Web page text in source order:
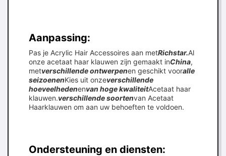
Aanpassing:
Pas je Acrylic Hair Accessoires aan metRichstar.Al
onze acetaat haar klauwen zijn gemaakt inChina,
metverschillende ontwerpenen geschikt vooralle
seizoenenKies uit onzeverschillende
hoeveelhedenenvan hoge kwaliteitAcetaat haar
klauwen.verschillende soortenvan Acetaat
Haarklauwen om aan uw behoeften te voldoen.
Ondersteuning en diensten: